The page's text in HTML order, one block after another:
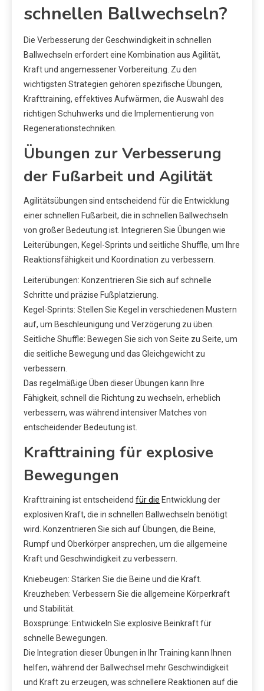
schnellen Ballwechseln?
Die Verbesserung der Geschwindigkeit in schnellen
Ballwechseln erfordert eine Kombination aus Agilität,
Kraft und angemessener Vorbereitung. Zu den
wichtigsten Strategien gehören spezifische Übungen,
Krafttraining, effektives Aufwärmen, die Auswahl des
richtigen Schuhwerks und die Implementierung von
Regenerationstechniken.
Übungen zur Verbesserung
der Fußarbeit und Agilität
Agilitätsübungen sind entscheidend für die Entwicklung
einer schnellen Fußarbeit, die in schnellen Ballwechseln
von großer Bedeutung ist. Integrieren Sie Übungen wie
Leiterübungen, Kegel-Sprints und seitliche Shuffle, um Ihre
Reaktionsfähigkeit und Koordination zu verbessern.
Leiterübungen: Konzentrieren Sie sich auf schnelle
Schritte und präzise Fußplatzierung.
Kegel-Sprints: Stellen Sie Kegel in verschiedenen Mustern
auf, um Beschleunigung und Verzögerung zu üben.
Seitliche Shuffle: Bewegen Sie sich von Seite zu Seite, um
die seitliche Bewegung und das Gleichgewicht zu
verbessern.
Das regelmäßige Üben dieser Übungen kann Ihre
Fähigkeit, schnell die Richtung zu wechseln, erheblich
verbessern, was während intensiver Matches von
entscheidender Bedeutung ist.
Krafttraining für explosive
Bewegungen
Krafttraining ist entscheidend für die Entwicklung der
explosiven Kraft, die in schnellen Ballwechseln benötigt
wird. Konzentrieren Sie sich auf Übungen, die Beine,
Rumpf und Oberkörper ansprechen, um die allgemeine
Kraft und Geschwindigkeit zu verbessern.
Kniebeugen: Stärken Sie die Beine und die Kraft.
Kreuzheben: Verbessern Sie die allgemeine Körperkraft
und Stabilität.
Boxsprünge: Entwickeln Sie explosive Beinkraft für
schnelle Bewegungen.
Die Integration dieser Übungen in Ihr Training kann Ihnen
helfen, während der Ballwechsel mehr Geschwindigkeit
und Kraft zu erzeugen, was schnellere Reaktionen auf die